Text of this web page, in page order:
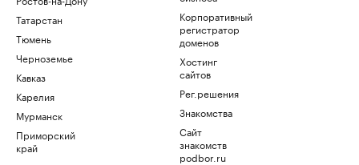
Татарстан
Тюмень
Черноземье
Кавказ
Карелия
Мурманск
Приморский
край
Корпоративный
регистратор
доменов
Хостинг
сайтов
Рег.решения
Знакомства
Сайт
знакомств
podbor.ru